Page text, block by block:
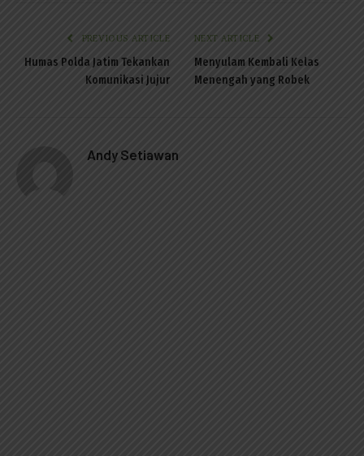
PREVIOUS ARTICLE
Humas Polda Jatim Tekankan
Komunikasi Jujur
NEXT ARTICLE
Menyulam Kembali Kelas
Menengah yang Robek
Andy Setiawan